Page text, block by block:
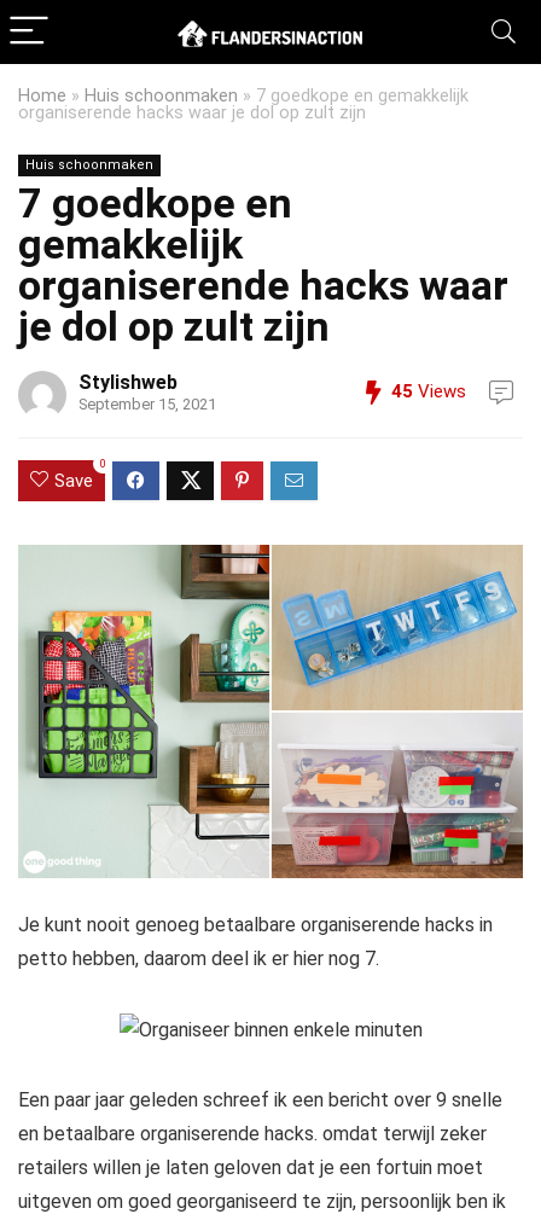
Home » Huis schoonmaken » 7 goedkope en gemakkelijk
organiserende hacks waar je dol op zult zijn
Huis schoonmaken
7 goedkope en
gemakkelijk
organiserende hacks waar
je dol op zult zijn
Stylishweb
September 15, 2021
45 Views
Save
0
Je kunt nooit genoeg betaalbare organiserende hacks in
petto hebben, daarom deel ik er hier nog 7.
Een paar jaar geleden schreef ik een bericht over 9 snelle
en betaalbare organiserende hacks. omdat terwijl zeker
retailers willen je laten geloven dat je een fortuin moet
uitgeven om goed georganiseerd te zijn, persoonlijk ben ik